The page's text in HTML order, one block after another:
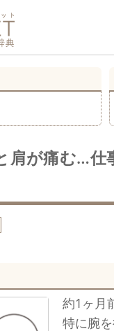
肩が痛む…仕
約1ヶ月
特に腕